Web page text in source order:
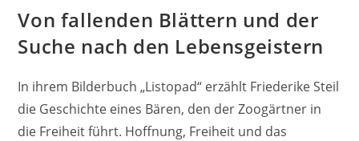
Von fallenden Blättern und der
Suche nach den Lebensgeistern
In ihrem Bilderbuch „Listopad“ erzählt Friederike Steil
die Geschichte eines Bären, den der Zoogärtner in
die Freiheit führt. Hoffnung, Freiheit und das